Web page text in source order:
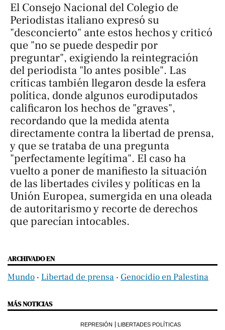
El Consejo Nacional del Colegio de
Periodistas italiano expresó su
"desconcierto" ante estos hechos y criticó
que "no se puede despedir por
preguntar", exigiendo la reintegración
del periodista "lo antes posible". Las
críticas también llegaron desde la esfera
política, donde algunos eurodiputados
calificaron los hechos de "graves",
recordando que la medida atenta
directamente contra la libertad de prensa,
y que se trataba de una pregunta
"perfectamente legítima". El caso ha
vuelto a poner de manifiesto la situación
de las libertades civiles y políticas en la
Unión Europea, sumergida en una oleada
de autoritarismo y recorte de derechos
que parecían intocables.
ARCHIVADO EN
Mundo ‧ Libertad de prensa ‧ Genocidio en Palestina
MÁS NOTICIAS
REPRESIÓN LIBERTADES POLÍTICAS